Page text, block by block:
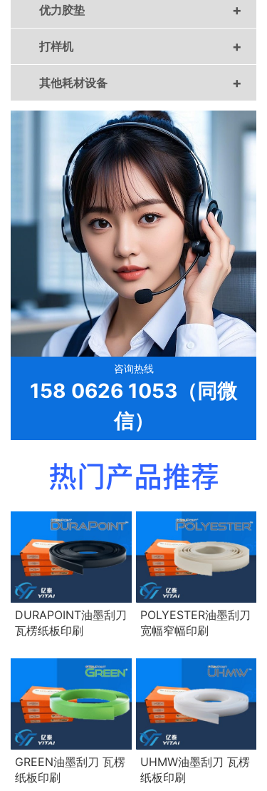
优力胶垫 +
打样机 +
其他耗材设备 +
咨询热线
158 0626 1053（同微
信）
热门产品推荐
DURAPOINT油墨刮刀
瓦楞纸板印刷
POLYESTER油墨刮刀
宽幅窄幅印刷
GREEN油墨刮刀 瓦楞
纸板印刷
UHMW油墨刮刀 瓦楞
纸板印刷